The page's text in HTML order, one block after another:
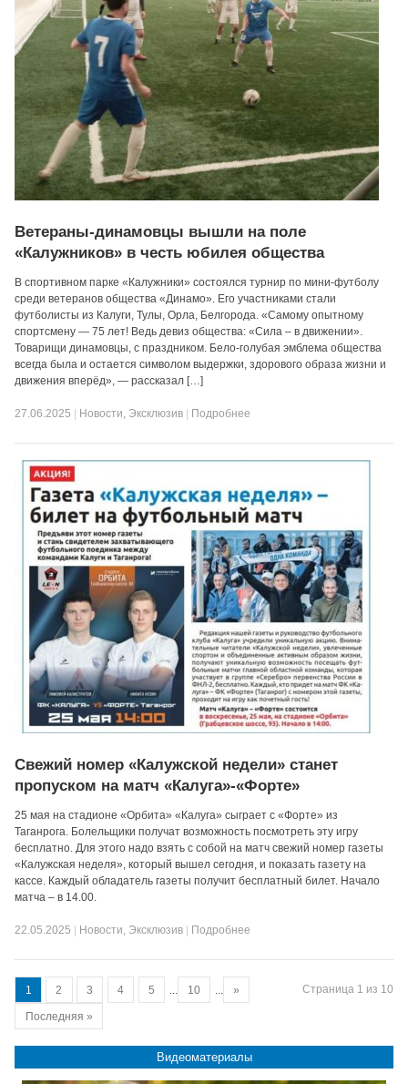
Ветераны-динамовцы вышли на поле
«Калужников» в честь юбилея общества
В спортивном парке «Калужники» состоялся турнир по мини-футболу
среди ветеранов общества «Динамо». Его участниками стали
футболисты из Калуги, Тулы, Орла, Белгорода. «Самому опытному
спортсмену — 75 лет! Ведь девиз общества: «Сила – в движении».
Товарищи динамовцы, с праздником. Бело-голубая эмблема общества
всегда была и остается символом выдержки, здорового образа жизни и
движения вперёд», — рассказал […]
27.06.2025 Новости, Эксклюзив Подробнее
Свежий номер «Калужской недели» станет
пропуском на матч «Калуга»-«Форте»
25 мая на стадионе «Орбита» «Калуга» сыграет с «Форте» из
Таганрога. Болельщики получат возможность посмотреть эту игру
бесплатно. Для этого надо взять с собой на матч свежий номер газеты
«Калужская неделя», который вышел сегодня, и показать газету на
кассе. Каждый обладатель газеты получит бесплатный билет. Начало
матча – в 14.00.
22.05.2025 Новости, Эксклюзив Подробнее
Страница 1 из 10
1 2 3 4 5 10 »
Последняя »
Видеоматериалы